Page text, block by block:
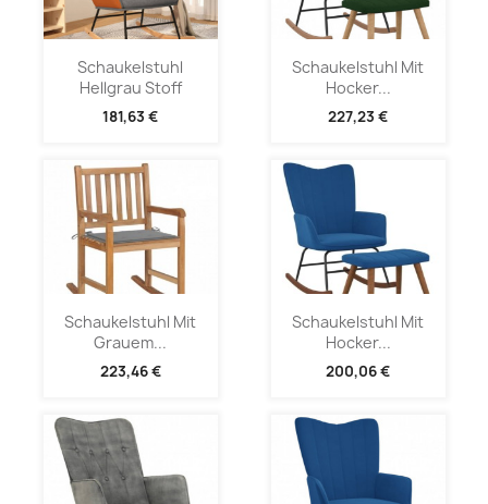
Schaukelstuhl
Hellgrau Stoff
181,63 €
Schaukelstuhl Mit
Hocker...
227,23 €
Schaukelstuhl Mit
Grauem...
223,46 €
Schaukelstuhl Mit
Hocker...
200,06 €